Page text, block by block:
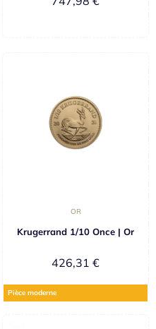
OR
Krugerrand 1/10 Once | Or
426,31 €
Pièce moderne